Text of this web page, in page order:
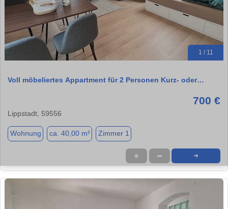
1 / 11
Voll möbeliertes Appartment für 2 Personen Kurz- oder…
700 €
Lippstadt, 59556
Wohnung ca. 40,00 m² Zimmer 1
★ ➦ ➜